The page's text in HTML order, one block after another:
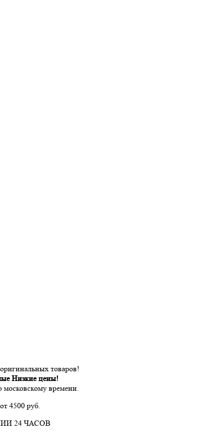
товаров!
Низкие цены!
московскому времени.
4500 руб.
24 ЧАСОВ